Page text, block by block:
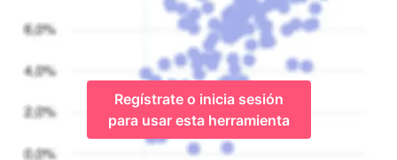
Regístrate o inicia sesión
para usar esta herramienta